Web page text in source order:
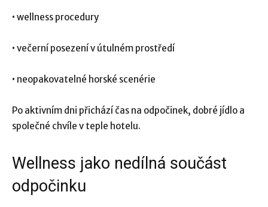
• wellness procedury
• večerní posezení v útulném prostředí
• neopakovatelné horské scenérie
Po aktivním dni přichází čas na odpočinek, dobré jídlo a
společné chvíle v teple hotelu.
Wellness jako nedílná součást
odpočinku